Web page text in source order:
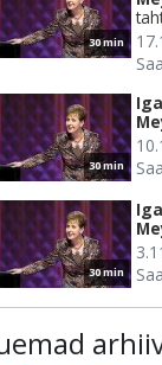
30 min
30 min
30 min